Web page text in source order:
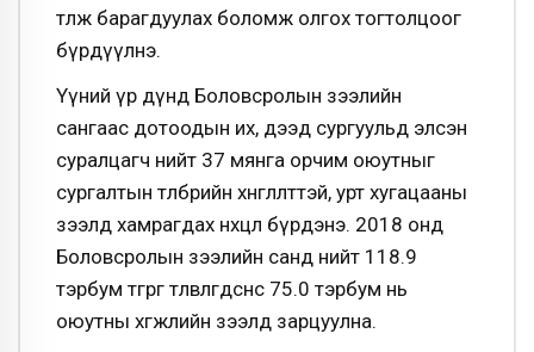
төлж барагдуулах боломж олгох тогтолцоог
бүрдүүлнэ.
Үүний үр дүнд Боловсролын зээлийн
сангаас дотоодын их, дээд сургуульд элсэн
суралцагч нийт 37 мянга орчим оюутныг
сургалтын төлбөрийн хөнгөлөлттэй, урт хугацааны
зээлд хамрагдах нөхцөл бүрдэнэ. 2018 онд
Боловсролын зээлийн санд нийт 118.9
тэрбум төгрөг төлөвлөгдсөнөөс 75.0 тэрбум нь
оюутны хөгжлийн зээлд зарцуулна.